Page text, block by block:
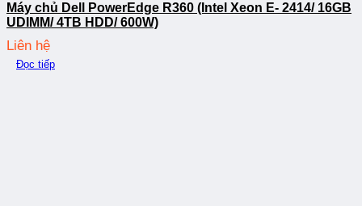
Máy chủ Dell PowerEdge R360 (Intel Xeon E- 2414/ 16GB
UDIMM/ 4TB HDD/ 600W)
Liên hệ
Đọc tiếp